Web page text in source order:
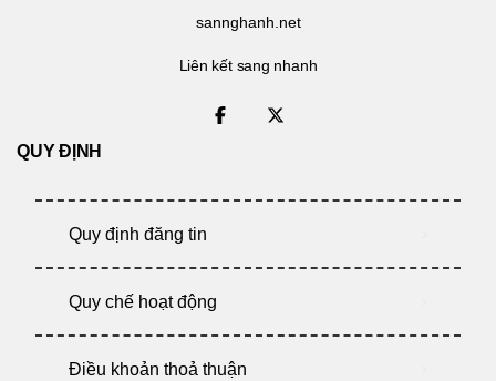
sannghanh.net
Liên kết sang nhanh
QUY ĐỊNH
Quy định đăng tin
Quy chế hoạt động
Điều khoản thoả thuận